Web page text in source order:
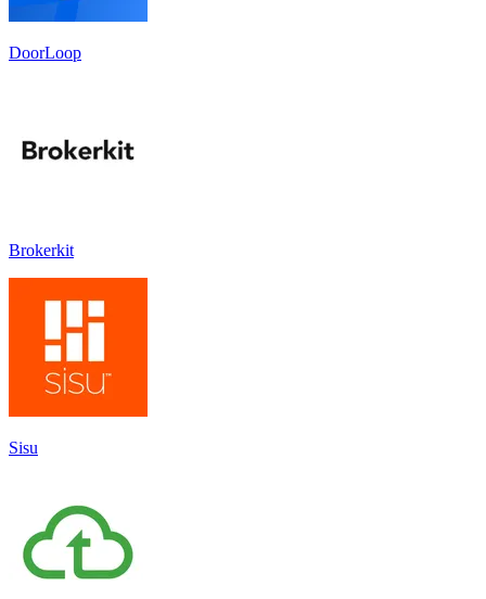
DoorLoop
Brokerkit
Sisu